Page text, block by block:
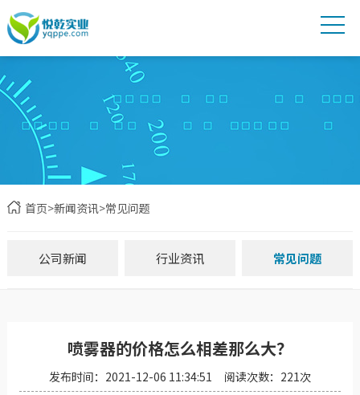
首页>新闻资讯>常见问题
公司新闻 行业资讯 常见问题
喷雾器的价格怎么相差那么大？
发布时间： 2021-12-06 11:34:51 阅读次数： 221次